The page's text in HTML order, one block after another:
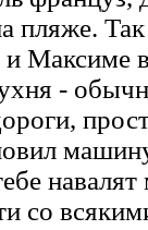
пляже.
и Максиме
-
навалят
со